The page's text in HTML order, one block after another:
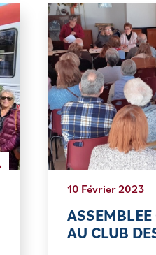
10 Février 2023
ASSEMBLEE
AU CLUB